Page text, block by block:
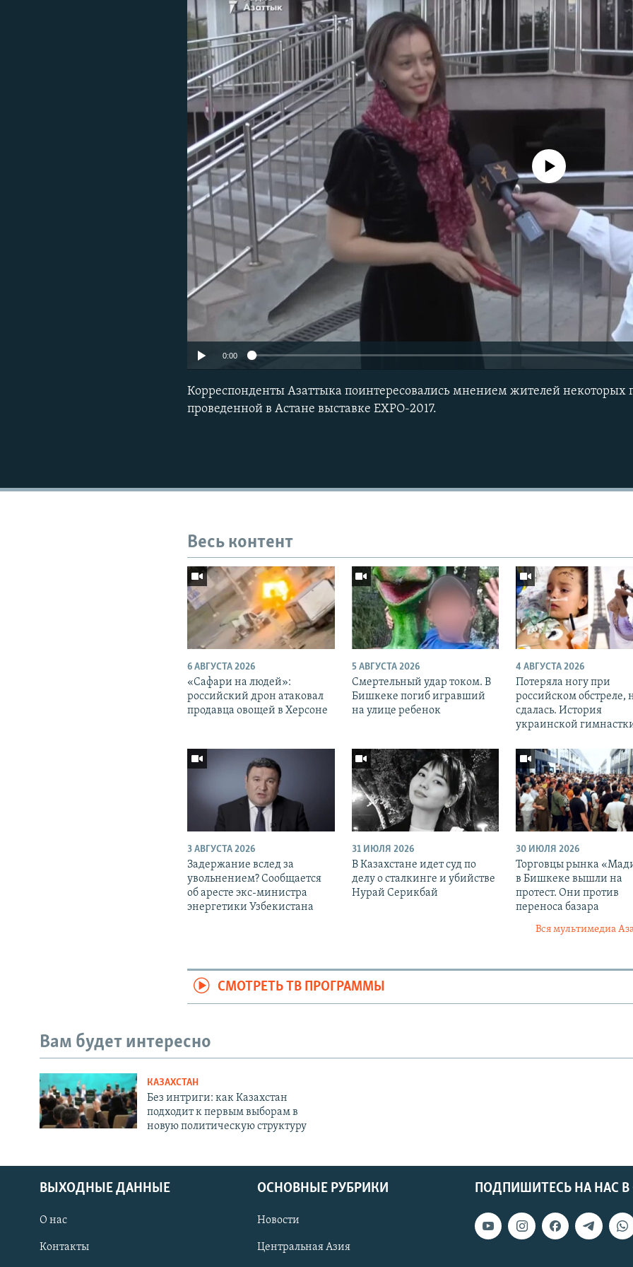
No media source currently
0:00
Корреспонденты Азаттыка поинтересовались мнением жителей некоторых
проведенной в Астане выставке EXPO-2017.
Весь контент
6 АВГУСТА 2026
«Cафари на людей»:
российский дрон атаковал
продавца овощей в Херсоне
5 АВГУСТА 2026
Смертельный удар током. В
Бишкеке погиб игравший
на улице ребенок
4 АВГУСТА 2026
Потеряла ногу при
российском обстреле,
сдалась. История
украинской
3 АВГУСТА 2026
Задержание вслед за
увольнением? Сообщается
об аресте экс-министра
энергетики Узбекистана
31 ИЮЛЯ 2026
В Казахстане идет суд по
делу о сталкинге и убийстве
Нурай Серикбай
30 ИЮЛЯ 2026
Торговцы рынка
в Бишкеке вышли на
протест. Они против
переноса базара
Вся мультимедиа
СМОТРЕТЬ ТВ ПРОГРАММЫ
Вам будет интересно
КАЗАХСТАН
Без интриги: как Казахстан
подходит к первым выборам в
новую политическую структуру
ПОДПИШИТЕСЬ НА НАС В
ВЫХОДНЫЕ ДАННЫЕ
О нас
Контакты
ОСНОВНЫЕ РУБРИКИ
Новости
Центральная Азия